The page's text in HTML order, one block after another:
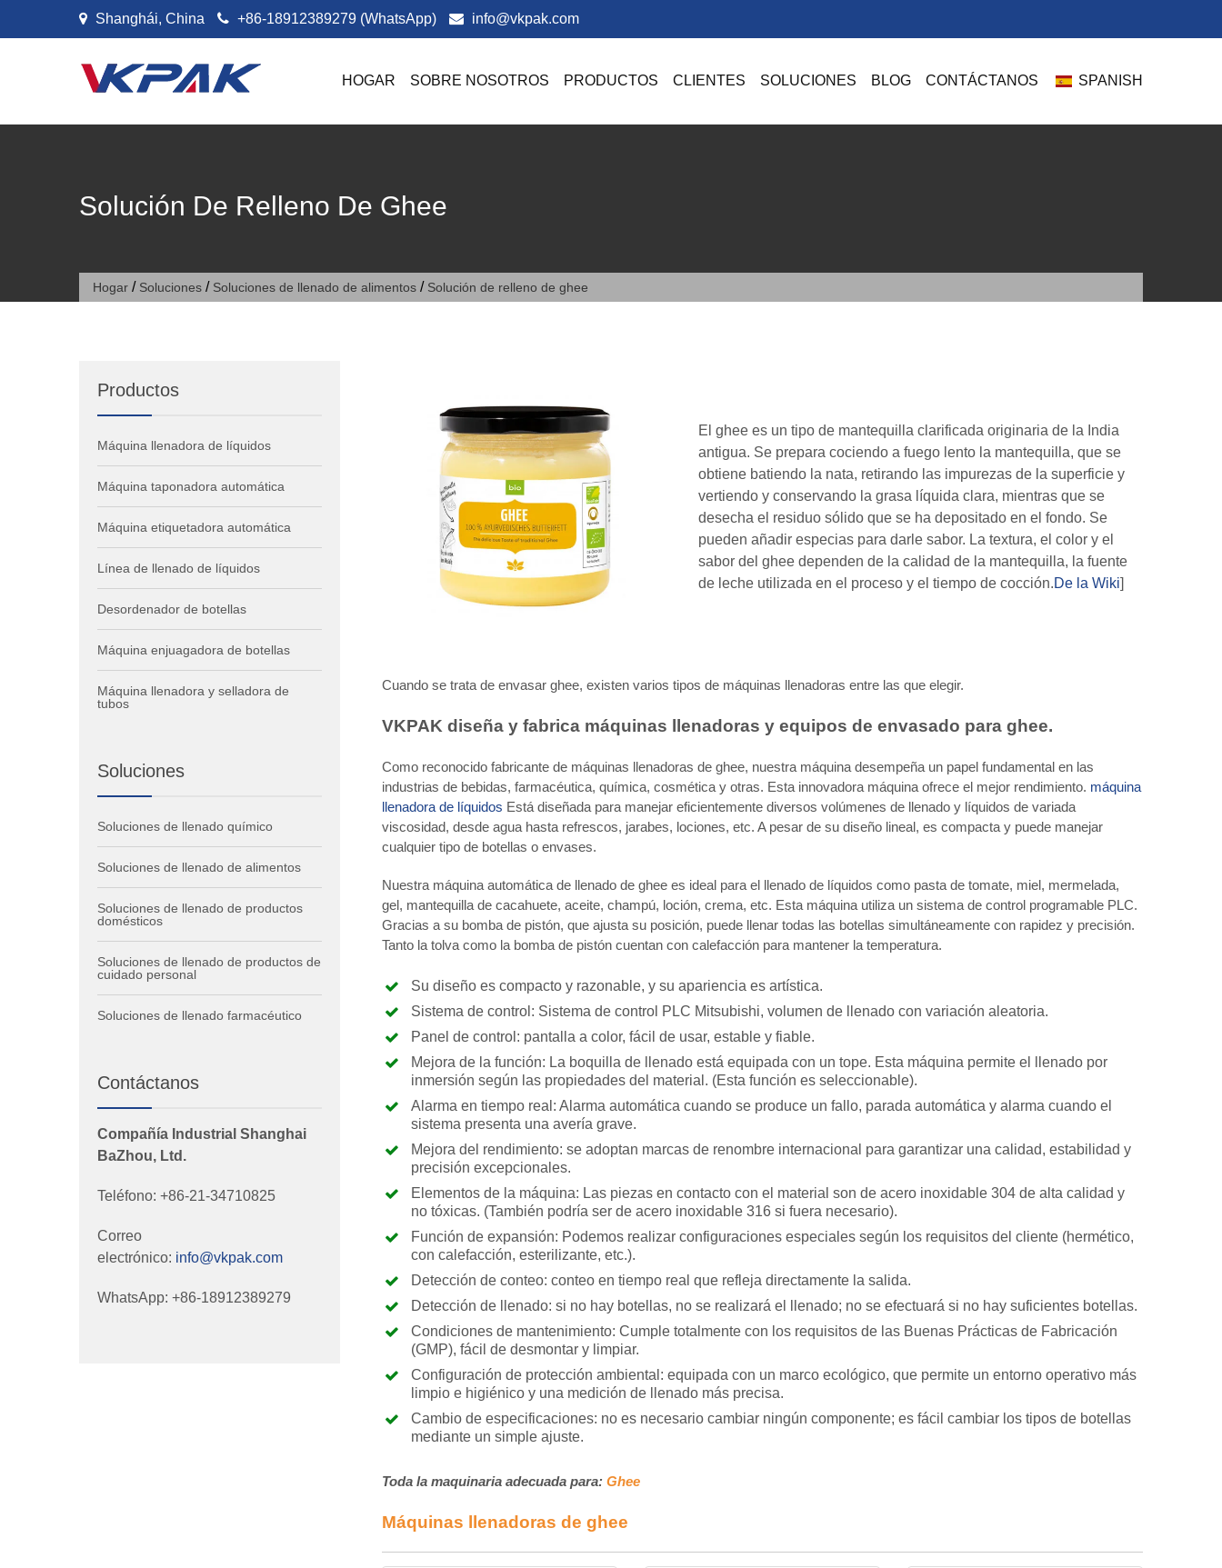
Ir al contenido
Shanghái, China +86-18912389279 (WhatsApp) info@vkpak.com
HOGAR SOBRE NOSOTROS PRODUCTOS CLIENTES SOLUCIONES BLOG CONTÁCTANOS SPANISH
Solución De Relleno De Ghee
Hogar / Soluciones / Soluciones de llenado de alimentos / Solución de relleno de ghee
El ghee es un tipo de mantequilla clarificada originaria de la India
antigua. Se prepara cociendo a fuego lento la mantequilla, que se
obtiene batiendo la nata, retirando las impurezas de la superficie y
vertiendo y conservando la grasa líquida clara, mientras que se
desecha el residuo sólido que se ha depositado en el fondo. Se
pueden añadir especias para darle sabor. La textura, el color y el
sabor del ghee dependen de la calidad de la mantequilla, la fuente
de leche utilizada en el proceso y el tiempo de cocción.De la Wiki]
Cuando se trata de envasar ghee, existen varios tipos de máquinas llenadoras entre las que elegir.
VKPAK diseña y fabrica máquinas llenadoras y equipos de envasado para ghee.
Como reconocido fabricante de máquinas llenadoras de ghee, nuestra máquina desempeña un papel fundamental en las
industrias de bebidas, farmacéutica, química, cosmética y otras. Esta innovadora máquina ofrece el mejor rendimiento. máquina
llenadora de líquidos Está diseñada para manejar eficientemente diversos volúmenes de llenado y líquidos de variada
viscosidad, desde agua hasta refrescos, jarabes, lociones, etc. A pesar de su diseño lineal, es compacta y puede manejar
cualquier tipo de botellas o envases.
Nuestra máquina automática de llenado de ghee es ideal para el llenado de líquidos como pasta de tomate, miel, mermelada,
gel, mantequilla de cacahuete, aceite, champú, loción, crema, etc. Esta máquina utiliza un sistema de control programable PLC.
Gracias a su bomba de pistón, que ajusta su posición, puede llenar todas las botellas simultáneamente con rapidez y precisión.
Tanto la tolva como la bomba de pistón cuentan con calefacción para mantener la temperatura.
Su diseño es compacto y razonable, y su apariencia es artística.
Sistema de control: Sistema de control PLC Mitsubishi, volumen de llenado con variación aleatoria.
Panel de control: pantalla a color, fácil de usar, estable y fiable.
Mejora de la función: La boquilla de llenado está equipada con un tope. Esta máquina permite el llenado por
inmersión según las propiedades del material. (Esta función es seleccionable).
Alarma en tiempo real: Alarma automática cuando se produce un fallo, parada automática y alarma cuando el
sistema presenta una avería grave.
Mejora del rendimiento: se adoptan marcas de renombre internacional para garantizar una calidad, estabilidad y
precisión excepcionales.
Elementos de la máquina: Las piezas en contacto con el material son de acero inoxidable 304 de alta calidad y
no tóxicas. (También podría ser de acero inoxidable 316 si fuera necesario).
Función de expansión: Podemos realizar configuraciones especiales según los requisitos del cliente (hermético,
con calefacción, esterilizante, etc.).
Detección de conteo: conteo en tiempo real que refleja directamente la salida.
Detección de llenado: si no hay botellas, no se realizará el llenado; no se efectuará si no hay suficientes botellas.
Condiciones de mantenimiento: Cumple totalmente con los requisitos de las Buenas Prácticas de Fabricación
(GMP), fácil de desmontar y limpiar.
Configuración de protección ambiental: equipada con un marco ecológico, que permite un entorno operativo más
limpio e higiénico y una medición de llenado más precisa.
Cambio de especificaciones: no es necesario cambiar ningún componente; es fácil cambiar los tipos de botellas
mediante un simple ajuste.
Toda la maquinaria adecuada para:Ghee
Máquinas llenadoras de ghee
Productos
Máquina llenadora de líquidos
Máquina taponadora automática
Máquina etiquetadora automática
Línea de llenado de líquidos
Desordenador de botellas
Máquina enjuagadora de botellas
Máquina llenadora y selladora de
tubos
Soluciones
Soluciones de llenado químico
Soluciones de llenado de alimentos
Soluciones de llenado de productos
domésticos
Soluciones de llenado de productos de
cuidado personal
Soluciones de llenado farmacéutico
Contáctanos
Compañía Industrial Shanghai
BaZhou, Ltd.
Teléfono: +86-21-34710825
Correo
electrónico: info@vkpak.com
WhatsApp: +86-18912389279